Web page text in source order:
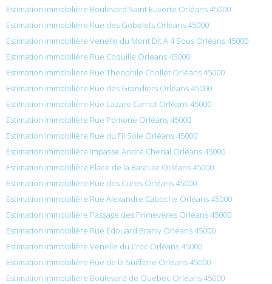
Estimation immobilière Boulevard Saint Euverte Orléans 45000
Estimation immobilière Rue des Gobelets Orléans 45000
Estimation immobilière Venelle du Mont Dit A 4 Sous Orléans 45000
Estimation immobilière Rue Coquille Orléans 45000
Estimation immobilière Rue Theophile Chollet Orléans 45000
Estimation immobilière Rue des Grandiers Orléans 45000
Estimation immobilière Rue Lazare Carnot Orléans 45000
Estimation immobilière Rue Pomone Orléans 45000
Estimation immobilière Rue du Fil Soie Orléans 45000
Estimation immobilière Impasse André Chenal Orléans 45000
Estimation immobilière Place de la Bascule Orléans 45000
Estimation immobilière Rue des Cures Orléans 45000
Estimation immobilière Rue Alexandre Caboche Orléans 45000
Estimation immobilière Passage des Primevères Orléans 45000
Estimation immobilière Rue Édouard Branly Orléans 45000
Estimation immobilière Venelle du Croc Orléans 45000
Estimation immobilière Rue de la Suifferie Orléans 45000
Estimation immobilière Boulevard de Quebec Orléans 45000